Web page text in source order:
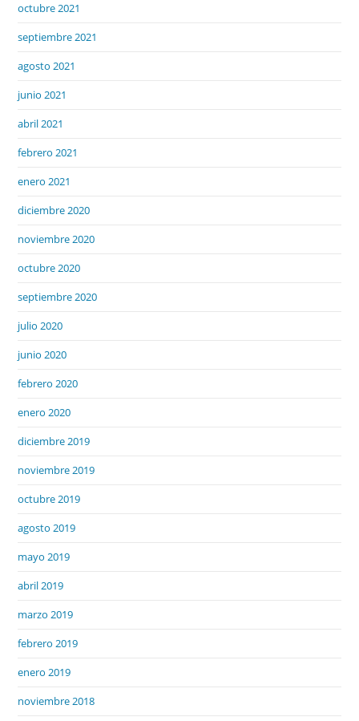
octubre 2021
septiembre 2021
agosto 2021
junio 2021
abril 2021
febrero 2021
enero 2021
diciembre 2020
noviembre 2020
octubre 2020
septiembre 2020
julio 2020
junio 2020
febrero 2020
enero 2020
diciembre 2019
noviembre 2019
octubre 2019
agosto 2019
mayo 2019
abril 2019
marzo 2019
febrero 2019
enero 2019
noviembre 2018